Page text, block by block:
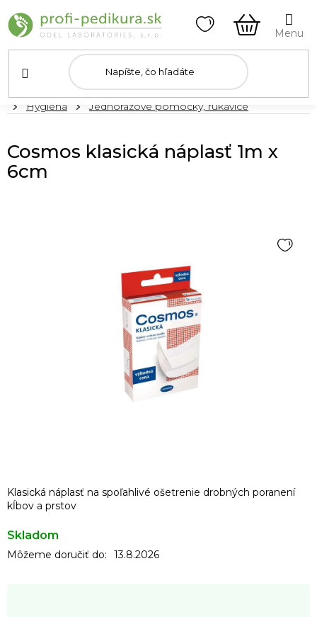
na
obsah
KOŠÍK
DomovHygiena Jednorázové pomôcky, rukavice
Klasická náplasť na spoľahlivé ošetrenie drobných poranení
kĺbov a prstov
Skladom
Môžeme doručiť do: 13.8.2026
Cosmos klasická náplasť 1m x
6cm